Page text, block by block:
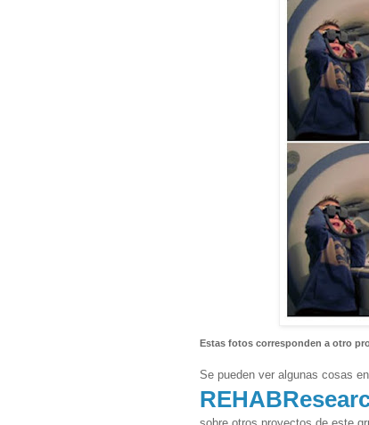
Estas fotos corresponden a otro
Se pueden ver algunas cosas